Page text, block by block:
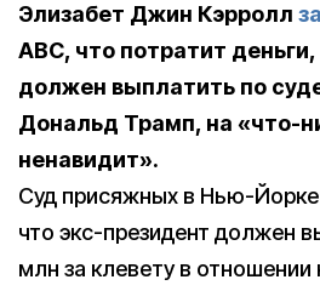
Элизабет Джин Кэрролл
ABC, что потратит
должен выплатить по
Дональд Трамп, на «что-
ненавидит».
Суд присяжных в Нью-Йорке
что экс-президент должен
млн за клевету в отношении